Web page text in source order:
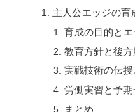
主人公エッジの育
育成の目的と
教育方針と後
実戦技術の伝
労働実習と予
まとめ